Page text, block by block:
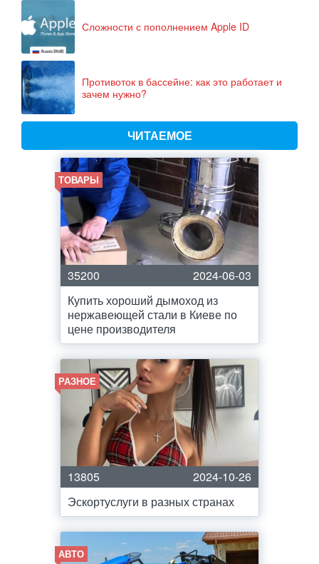
Сложности с пополнением Apple ID
Противоток в бассейне: как это работает и
зачем нужно?
ЧИТАЕМОЕ
ТОВАРЫ
35200
2024-06-03
Купить хороший дымоход из
нержавеющей стали в Киеве по
цене производителя
РАЗНОЕ
13805
2024-10-26
Эскортуслуги в разных странах
АВТО